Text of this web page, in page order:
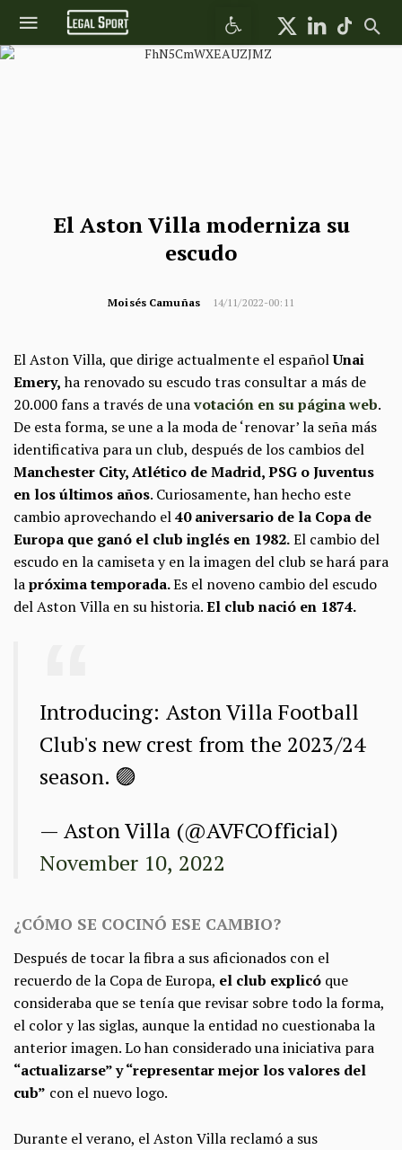
Abrir barra de herramientas
El Aston Villa moderniza su
escudo
Moisés Camuñas 14/11/2022-00:11
El Aston Villa, que dirige actualmente el españolUnai
Emery,ha renovado su escudo tras consultar a más de
20.000 fans a través de unavotación en su página web.
De esta forma, se une a la moda de ‘renovar’ la seña más
identificativa para un club, después de los cambios del
Manchester City, Atlético de Madrid, PSG o Juventus
en los últimos años. Curiosamente, han hecho este
cambio aprovechando el40 aniversario de la Copa de
Europa que ganó el club inglés en 1982.El cambio del
escudo en la camiseta y en la imagen del club se hará para
lapróxima temporada.Es el noveno cambio del escudo
del Aston Villa en su historia.El club nació en 1874.
Introducing: Aston Villa Football
Club's new crest from the 2023/24
season. 🟣
— Aston Villa (@AVFCOfficial)
November 10, 2022
¿CÓMO SE COCINÓ ESE CAMBIO?
Después de tocar la fibra a sus aficionados con el
recuerdo de la Copa de Europa, el club explicó que
consideraba que se tenía que revisar sobre todo la forma,
el color y las siglas, aunque la entidad no cuestionaba la
anterior imagen. Lo han considerado una iniciativa para
“actualizarse” y “representar mejor los valores del
cub” con el nuevo logo.
Durante el verano, el Aston Villa reclamó a sus